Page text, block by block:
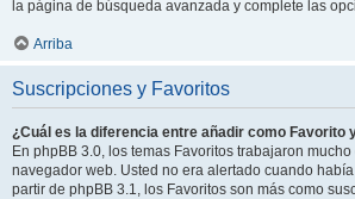
la página de búsqueda avanzada y complete las
Arriba
Suscripciones y Favoritos
¿Cuál es la diferencia entre añadir como Favorito
En phpBB 3.0, los temas Favoritos trabajaron
navegador web. Usted no era alertado cuando
partir de phpBB 3.1, los Favoritos son más como